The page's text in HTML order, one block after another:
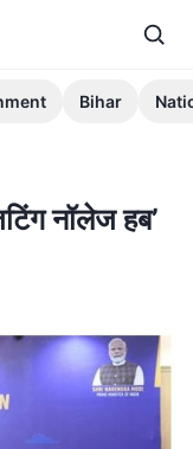
Bihar
नॉलेज हब’